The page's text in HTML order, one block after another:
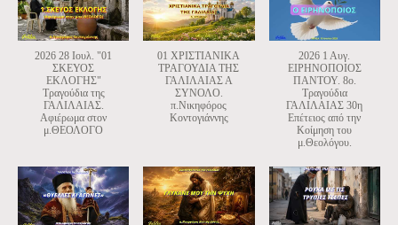
2026 28 Ιουλ. "01
ΣΚΕΥΟΣ
ΕΚΛΟΓΗΣ"
Τραγούδια της
ΓΑΛΙΛΑΙΑΣ.
Αφιέρωμα στον
μ.ΘΕΟΛΟΓΟ
01 ΧΡΙΣΤΙΑΝΙΚΑ
ΤΡΑΓΟΥΔΙΑ ΤΗΣ
ΓΑΛΙΛΑΙΑΣ Α
ΣΥΝΟΛΟ.
π.Νικηφόρος
Κοντογιάννης
2026 1 Αυγ.
ΕΙΡΗΝΟΠΟΙΟΣ
ΠΑΝΤΟΥ. 8ο.
Τραγούδια
ΓΑΛΙΛΑΙΑΣ 30η
Επέτειος από την
Κοίμηση του
μ.Θεολόγου.